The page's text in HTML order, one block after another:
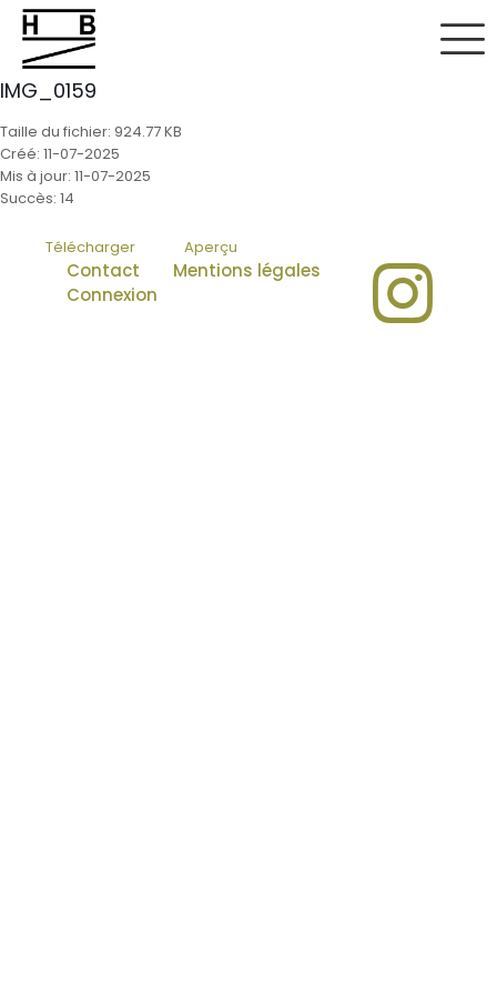
IMG_0159
Taille du fichier: 924.77 KB
Créé: 11-07-2025
Mis à jour: 11-07-2025
Succès: 14
Télécharger Aperçu
Contact
Mentions légales
Connexion